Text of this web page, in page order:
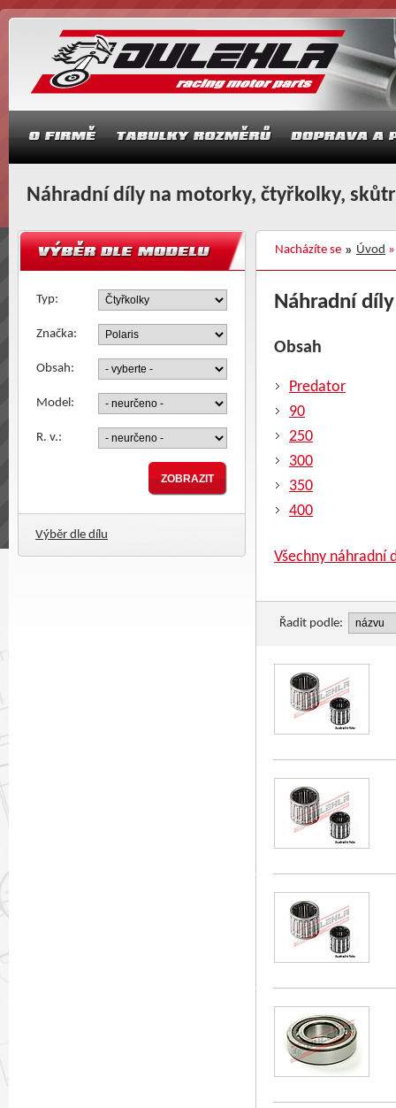
Náhradní díly na motorky, čtyřkolky,
Nacházíte se Úvod
Typ:
Značka:
Obsah:
Model:
R. v.:
Výběr dle dílu
Náhradní
Obsah
Predator
90
250
300
350
400
Všechny náhradní
Řadit podle: